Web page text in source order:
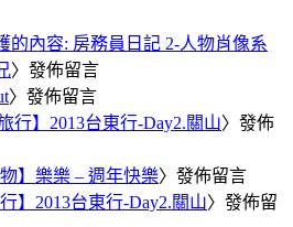
的內容: 房務員日記 2-人物肖像系
〉發佈留言
〉發佈留言
旅行】2013台東行-Day2.關山〉發佈
物】樂樂 – 週年快樂〉發佈留言
行】2013台東行-Day2.關山〉發佈留